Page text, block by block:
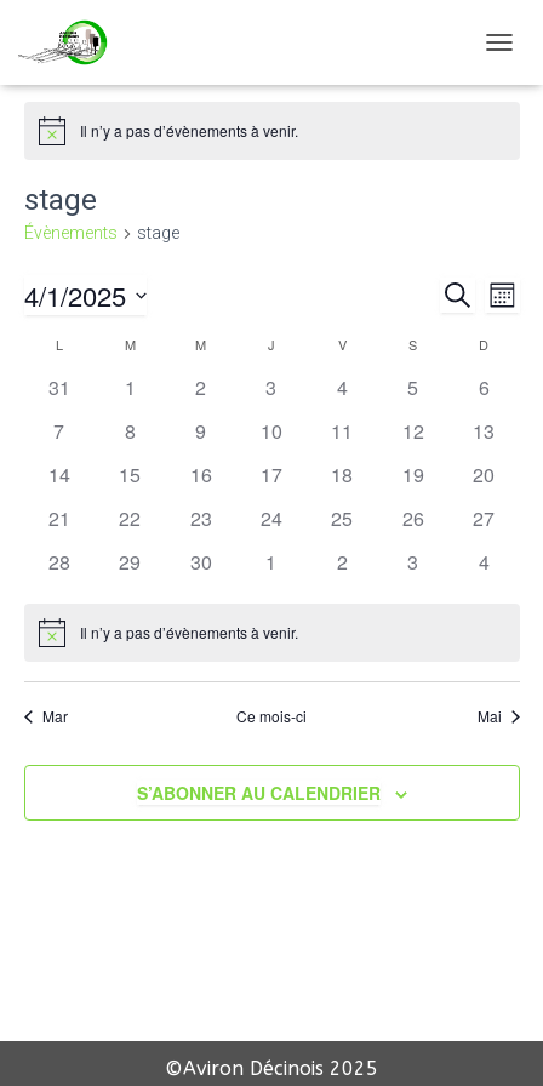
LA
Notice Il n’y a pas d’évènements à venir.
stage
Évènements stage
de
vues
MOIS
4/1/2025
date.
Calendrier
de
Évènements
L M M J V S D
0
31
0
1
0
2
0
3
0
4
0
5
0
6
0
7
0
8
0
9
0
10
0
11
0
12
0
13
0
14
0
15
0
16
0
17
0
18
0
19
0
20
0
21
0
22
0
23
0
24
0
25
0
26
0
27
0
28
0
29
0
30
0
1
0
2
0
3
0
4
Notice Il n’y a pas d’évènements à venir.
Mar Ce mois-ci Mai
S’ABONNER AU CALENDRIER
©Aviron Décinois 2025